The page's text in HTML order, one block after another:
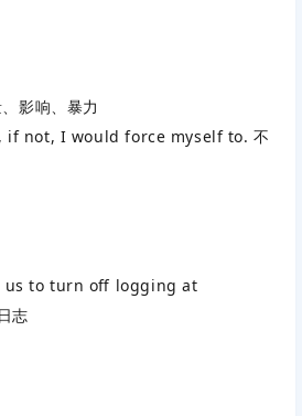
影响、暴力
if not, I would force myself to. 不
us to turn off logging at
志